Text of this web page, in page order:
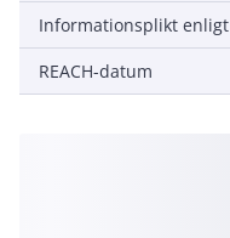
REACH-datum